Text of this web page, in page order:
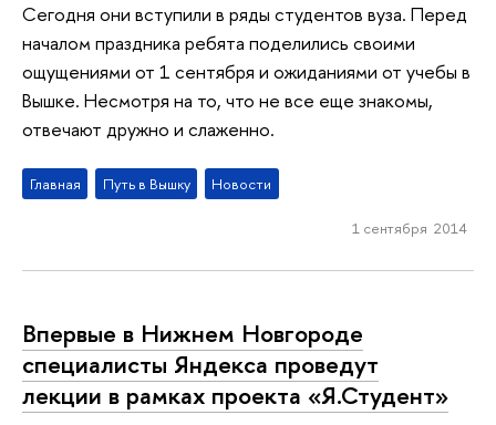
Сегодня они вступили в ряды студентов вуза. Перед
началом праздника ребята поделились своими
ощущениями от 1 сентября и ожиданиями от учебы в
Вышке. Несмотря на то, что не все еще знакомы,
отвечают дружно и слаженно.
Главная Путь в Вышку Новости
1 сентября 2014
Впервые в Нижнем Новгороде
специалисты Яндекса проведут
лекции в рамках проекта «Я.Студент»